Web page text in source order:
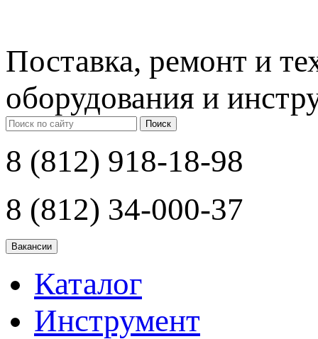
Поставка, ремонт и
оборудования и
Поиск
8 (812) 918-18-98
8 (812) 34-000-37
Каталог
Инструмент